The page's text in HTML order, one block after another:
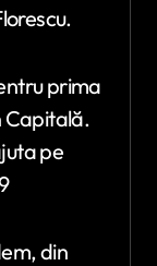
prima
Capitală.
pe
din